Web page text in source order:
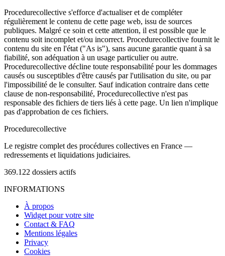
Procedurecollective s'efforce d'actualiser et de compléter
régulièrement le contenu de cette page web, issu de sources
publiques. Malgré ce soin et cette attention, il est possible que le
contenu soit incomplet et/ou incorrect. Procedurecollective fournit le
contenu du site en l'état ("As is"), sans aucune garantie quant à sa
fiabilité, son adéquation à un usage particulier ou autre.
Procedurecollective décline toute responsabilité pour les dommages
causés ou susceptibles d'être causés par l'utilisation du site, ou par
l'impossibilité de le consulter. Sauf indication contraire dans cette
clause de non-responsabilité, Procedurecollective n'est pas
responsable des fichiers de tiers liés à cette page. Un lien n'implique
pas d'approbation de ces fichiers.
Procedurecollective
Le registre complet des procédures collectives en France —
redressements et liquidations judiciaires.
369.122 dossiers actifs
INFORMATIONS
À propos
Widget pour votre site
Contact & FAQ
Mentions légales
Privacy
Cookies